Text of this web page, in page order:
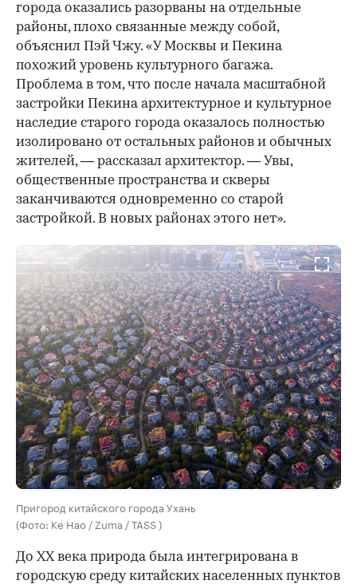
города оказались разорваны на отдельные
районы, плохо связанные между собой,
объяснил Пэй Чжу. «У Москвы и Пекина
похожий уровень культурного багажа.
Проблема в том, что после начала масштабной
застройки Пекина архитектурное и культурное
наследие старого города оказалось полностью
изолировано от остальных районов и обычных
жителей, — рассказал архитектор. — Увы,
общественные пространства и скверы
заканчиваются одновременно со старой
застройкой. В новых районах этого нет».
Пригород китайского города Ухань
(Фото: Ke Hao / Zuma / TASS )
До XX века природа была интегрирована в
городскую среду китайских населенных пунктов